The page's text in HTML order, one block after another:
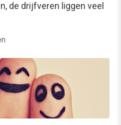
de drijfveren liggen veel